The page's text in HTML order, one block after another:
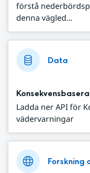
förstå
denna vägled...
Data
Ladda ner API för
vädervarningar
Forskning